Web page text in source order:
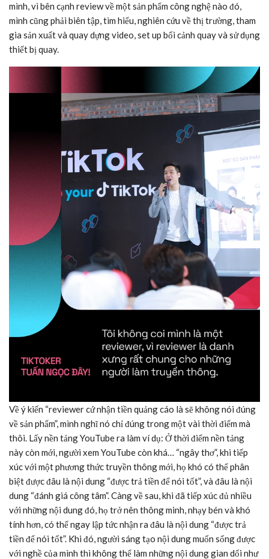
mình, vì bên cạnh review về một sản phẩm công nghệ nào đó,
mình cũng phải biên tập, tìm hiểu, nghiên cứu về thị trường, tham
gia sản xuất và quay dựng video, set up bối cảnh quay và sử dụng
thiết bị quay.
Về ý kiến “reviewer cứ nhận tiền quảng cáo là sẽ không nói đúng
về sản phẩm”, mình nghĩ nó chỉ đúng trong một vài thời điểm mà
thôi. Lấy nền tảng YouTube ra làm ví dụ: Ở thời điểm nền tảng
này còn mới, người xem YouTube còn khá… “ngây thơ”, khi tiếp
xúc với một phương thức truyền thông mới, họ khó có thể phân
biệt được đâu là nội dung “được trả tiền để nói tốt”, và đâu là nội
dung “đánh giá công tâm”. Càng về sau, khi đã tiếp xúc đủ nhiều
với những nội dung đó, họ trở nên thông minh, nhạy bén và khó
tính hơn, có thể ngay lập tức nhận ra đâu là nội dung “được trả
tiền để nói tốt”. Khi đó, người sáng tạo nội dung muốn sống được
với nghề của mình thì không thể làm những nội dung gian dối như